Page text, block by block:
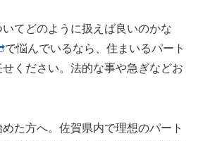
てどのように扱えば良いのかな
で悩んでいるなら、住まいるパート
ください。法的な事や急ぎなどお
た方へ。佐賀県内で理想のパート